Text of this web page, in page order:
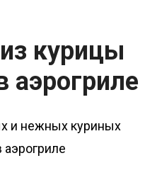
курицы
аэрогриле